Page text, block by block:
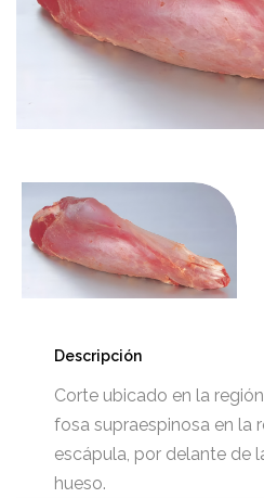
Descripción
Corte ubicado en la
fosa supraespinosa en la
escápula, por delante de
hueso.